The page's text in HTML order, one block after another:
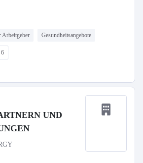
Arbeitgeber Gesundheitsangebote
6
UND